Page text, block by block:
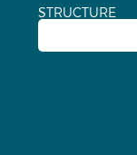
STRUCTURE